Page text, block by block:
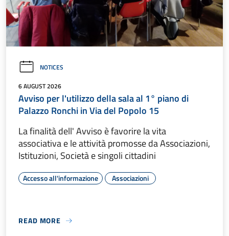
NOTICES
6 AUGUST 2026
Avviso per l'utilizzo della sala al 1° piano di
Palazzo Ronchi in Via del Popolo 15
La finalità dell' Avviso è favorire la vita
associativa e le attività promosse da Associazioni,
Istituzioni, Società e singoli cittadini
Accesso all'informazione Associazioni
READ MORE